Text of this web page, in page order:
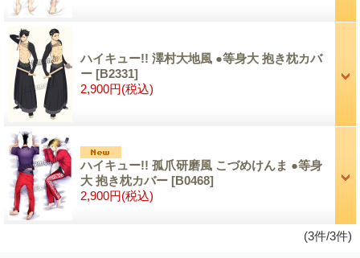
ハイキュー!! 澤村大地風 ●等身大 抱き枕カバ
ー [B2331]
2,900円(税込)
ハイキュー!! 孤爪研磨風 こづめけんま ●等身
大 抱き枕カバー [B0468]
2,900円(税込)
(3件/3件)